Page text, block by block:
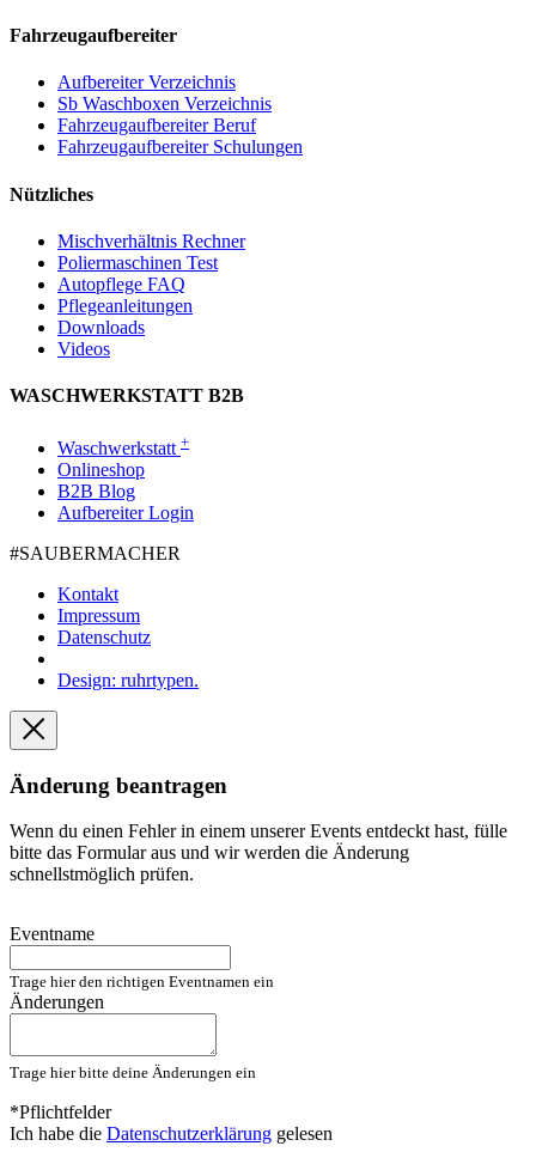
Fahrzeugaufbereiter
Aufbereiter Verzeichnis
Sb Waschboxen Verzeichnis
Fahrzeugaufbereiter Beruf
Fahrzeugaufbereiter Schulungen
Nützliches
Mischverhältnis Rechner
Poliermaschinen Test
Autopflege FAQ
Pflegeanleitungen
Downloads
Videos
WASCHWERKSTATT B2B
Waschwerkstatt +
Onlineshop
B2B Blog
Aufbereiter Login
#SAUBER­MACHER
Kontakt
Impressum
Datenschutz
Design: ruhrtypen.
Änderung beantragen
Wenn du einen Fehler in einem unserer Events entdeckt hast, fülle
bitte das Formular aus und wir werden die Änderung
schnellstmöglich prüfen.
Eventname
Trage hier den richtigen Eventnamen ein
Änderungen
Trage hier bitte deine Änderungen ein
*Pflichtfelder
Ich habe die Datenschutzerklärung gelesen